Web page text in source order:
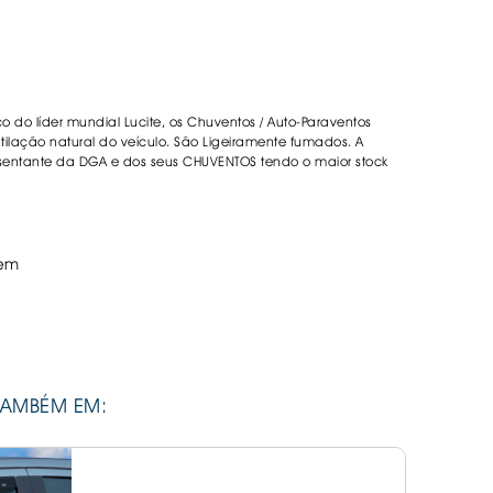
PNEUS
EBC
do líder mundial Lucite, os Chuventos / Auto-Paraventos
natural do veículo. São Ligeiramente fumados. A
da DGA e dos seus CHUVENTOS tendo o maior stock
EM: